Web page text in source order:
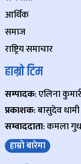
आर्थिक
समाज
राष्ट्रिय समाचार
हाम्रो टिम
सम्पादक: एलिना
प्रकाशक: बासुदेव
सम्वाददाता: कमला
हाम्रो बारेमा